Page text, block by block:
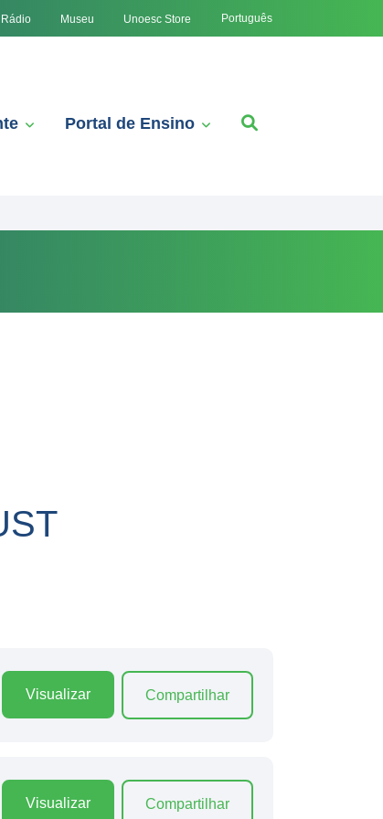
Rádio Museu Unoesc Store Português
Portal de Ensino
Visualizar Compartilhar
Visualizar Compartilhar